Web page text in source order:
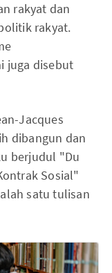
rakyat dan
rakyat.
juga disebut
Jacques
dibangun dan
berjudul "Du
Sosial"
satu tulisan